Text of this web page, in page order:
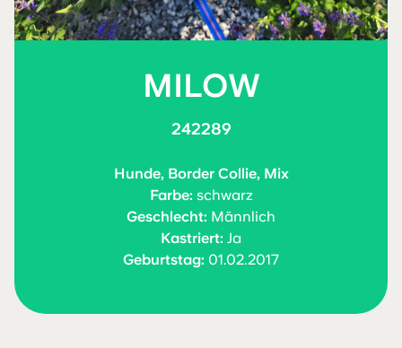
MILOW
242289
Hunde, Border Collie, Mix
Farbe:schwarz
Geschlecht: Männlich
Kastriert: Ja
Geburtstag: 01.02.2017